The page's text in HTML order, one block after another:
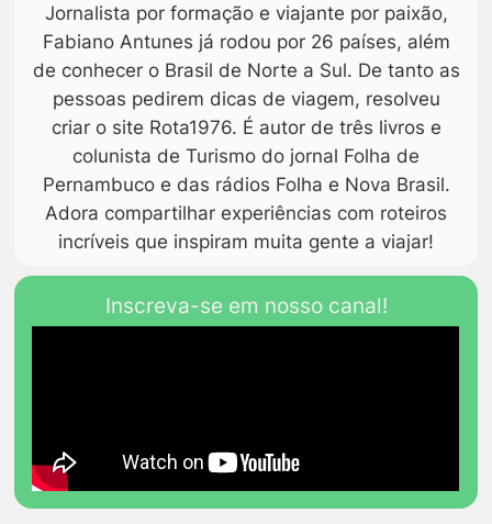
Jornalista por formação e viajante por paixão,
Fabiano Antunes já rodou por 26 países, além
de conhecer o Brasil de Norte a Sul. De tanto as
pessoas pedirem dicas de viagem, resolveu
criar o site Rota1976. É autor de três livros e
colunista de Turismo do jornal Folha de
Pernambuco e das rádios Folha e Nova Brasil.
Adora compartilhar experiências com roteiros
incríveis que inspiram muita gente a viajar!
Inscreva-se em nosso canal!